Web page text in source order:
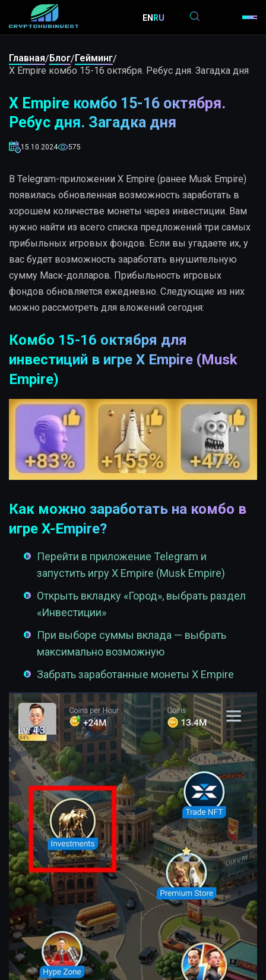
ENRU
Главная/Блог/Гейминг/
X Empire комбо 15-16 октября. Ребус дня. Загадка дня
X Empire комбо 15-16 октября.
Ребус дня. Загадка дня
15.10.2024 575
В Telegram-приложении X Empire (ранее Musk Empire)
появилась обновленная возможность заработать в
хорошем количестве монеты через инвестиции. Вам
нужно найти из всего списка предложений три самых
прибыльных игровых фондов. Если вы угадаете их, у
вас будет возможность заработать внушительную
сумму Маск-долларов. Прибыльность игровых
фондов обновляется ежедневно. Следующие из них
можно рассмотреть для вложений сегодня:
Комбо 15-16 октября для
инвестиций в игре X Empire (Musk
Empire)
Как можно заработать на комбо в
игре X-Empire?
Перейти в приложение Telegram и
запустить игру X Empire (Musk Empire)
Открыть вкладку «Город», выбрать раздел
«Инвестиции»
При выборе суммы вклада — выбрать
максимально возможную
Забрать заработанные монеты X Empire